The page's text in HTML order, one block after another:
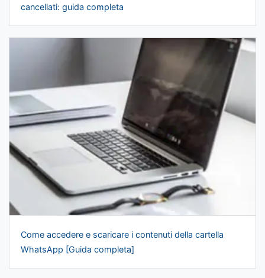
cancellati: guida completa
Come accedere e scaricare i contenuti della cartella
WhatsApp [Guida completa]